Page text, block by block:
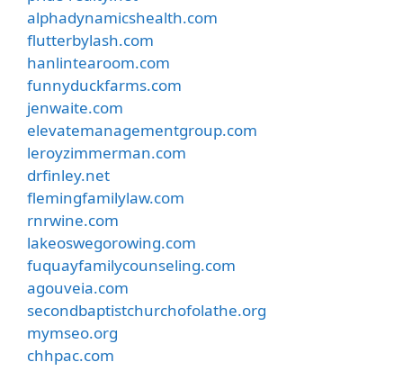
alphadynamicshealth.com
flutterbylash.com
hanlintearoom.com
funnyduckfarms.com
jenwaite.com
elevatemanagementgroup.com
leroyzimmerman.com
drfinley.net
flemingfamilylaw.com
rnrwine.com
lakeoswegorowing.com
fuquayfamilycounseling.com
agouveia.com
secondbaptistchurchofolathe.org
mymseo.org
chhpac.com